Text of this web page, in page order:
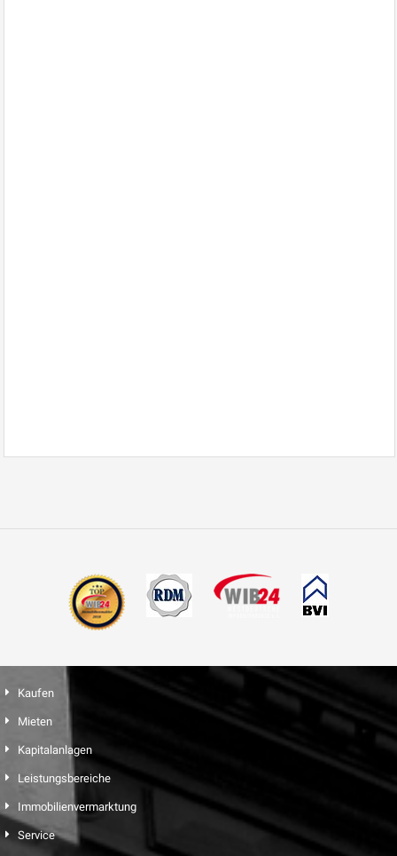
Kaufen
Mieten
Kapitalanlagen
Leistungsbereiche
Immobilienvermarktung
Service